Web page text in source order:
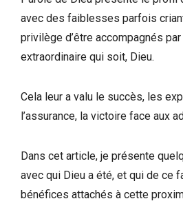
avec des faiblesses parfois
privilège d’être accompagnés par
extraordinaire qui soit, Dieu.
Cela leur a valu le succès, les
l’assurance, la victoire face aux
Dans cet article, je présente
avec qui Dieu a été, et qui de ce
bénéfices attachés à cette